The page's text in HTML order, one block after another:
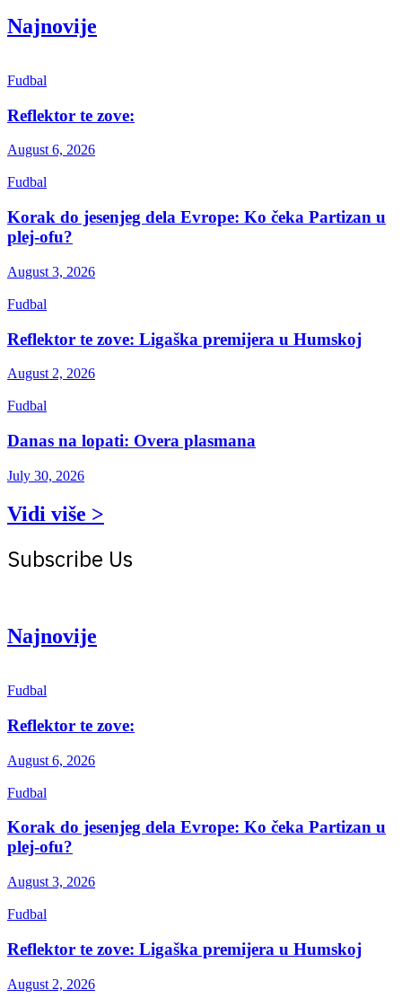
Najnovije
Fudbal
Reflektor te zove:
August 6, 2026
Fudbal
Korak do jesenjeg dela Evrope: Ko čeka Partizan u
plej-ofu?
August 3, 2026
Fudbal
Reflektor te zove: Ligaška premijera u Humskoj
August 2, 2026
Fudbal
Danas na lopati: Overa plasmana
July 30, 2026
Vidi više >
Subscribe Us
Najnovije
Fudbal
Reflektor te zove:
August 6, 2026
Fudbal
Korak do jesenjeg dela Evrope: Ko čeka Partizan u
plej-ofu?
August 3, 2026
Fudbal
Reflektor te zove: Ligaška premijera u Humskoj
August 2, 2026